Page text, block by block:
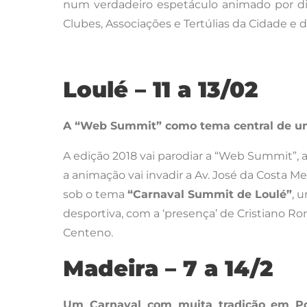
num verdadeiro espetáculo animado por
Clubes, Associações e Tertúlias da Cidade e
Loulé – 11 a 13/02
A “Web Summit” como tema central de
A edição 2018 vai parodiar a “Web
a animação vai invadir a Av. José da Costa
sob o tema “Carnaval Summit de Loulé”,
desportiva, com a ‘presença’ de Cristiano
Centeno.
Madeira – 7 a 14/2